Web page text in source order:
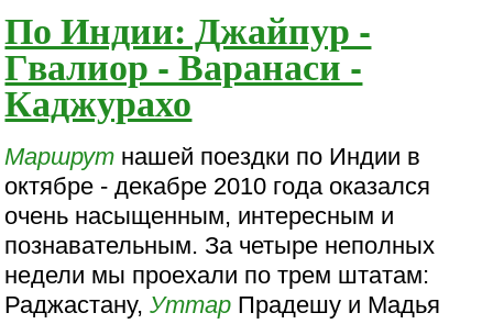
По Индии: Джайпур -
Гвалиор - Варанаси -
Каджурахо
Маршрут нашей поездки по Индии в
октябре - декабре 2010 года оказался
очень насыщенным, интересным и
познавательным. За четыре неполных
недели мы проехали по трем штатам:
Раджастану,Уттар Прадешу и Мадья